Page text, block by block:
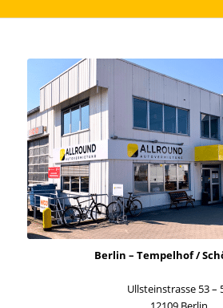
Berlin – Tempelhof /
Ullsteinstrasse 53 –